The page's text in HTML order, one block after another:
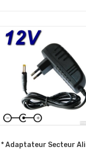
* Adaptateur Secteur